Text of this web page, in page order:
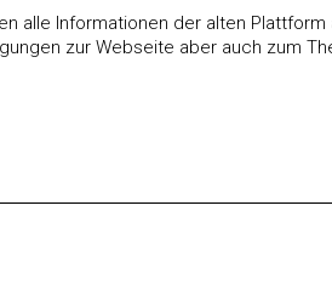
alle Informationen der alten Plattform
zur Webseite aber auch zum